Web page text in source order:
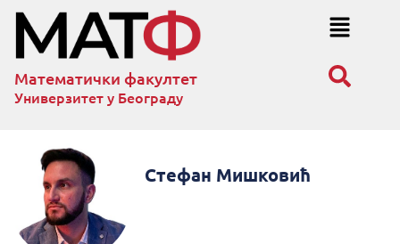
Математички факултет
Универзитет у Београду
Стефан Мишковић